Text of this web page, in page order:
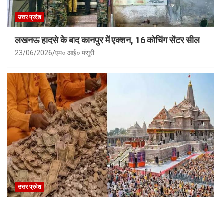
उत्तर प्रदेश
लखनऊ हादसे के बाद कानपुर में एक्शन, 16 कोचिंग सेंटर सील
23/06/2026 एम० आई० मंसूरी
उत्तर प्रदेश